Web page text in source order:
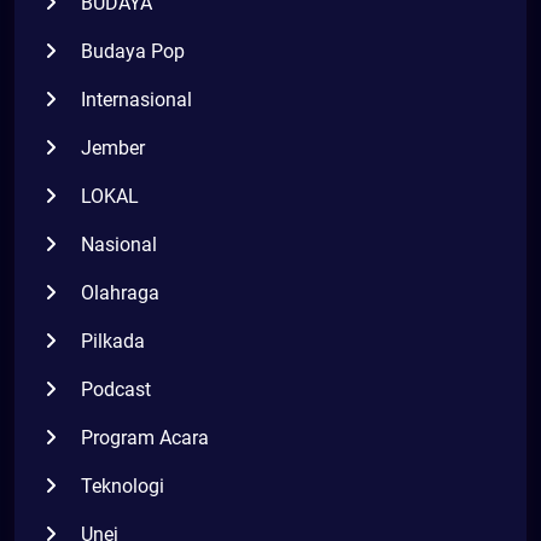
Budaya Pop
Internasional
Jember
LOKAL
Nasional
Olahraga
Pilkada
Podcast
Program Acara
Teknologi
Unej